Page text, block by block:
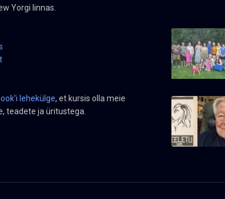
Yorgi linnas.
lehekülge, et kursis olla meie
teadete ja üritustega.